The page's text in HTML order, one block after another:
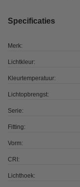
Specificaties
Merk:
Lichtkleur:
Kleurtemperatuur:
Lichtopbrengst:
Serie:
Fitting:
Vorm:
CRI:
Lichthoek: